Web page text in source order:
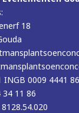
18
INGB 0009 4441 86
34 11 86